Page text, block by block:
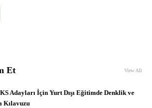
Et View All
Adayları İçin Yurt Dışı Eğitimde Denklik ve
Kılavuzu